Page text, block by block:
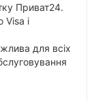
Приват24.
і
для всіх